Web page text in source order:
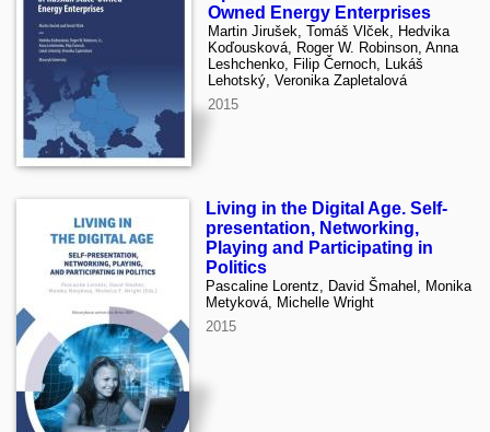
Owned Energy Enterprises
Martin Jirušek, Tomáš Vlček, Hedvika
Koďousková, Roger W. Robinson, Anna
Leshchenko, Filip Černoch, Lukáš
Lehotský, Veronika Zapletalová
2015
Living in the Digital Age. Self-
presentation, Networking,
Playing and Participating in
Politics
Pascaline Lorentz, David Šmahel, Monika
Metyková, Michelle Wright
2015